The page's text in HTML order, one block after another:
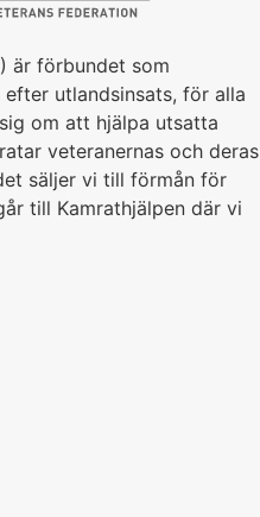
är förbundet som
utlandsinsats, för alla
om att hjälpa utsatta
veteranernas och deras
säljer vi till förmån för
till Kamrathjälpen där vi